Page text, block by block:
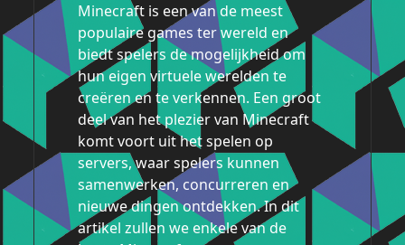
Minecraft is een van de meest
populaire games ter wereld en
biedt spelers de mogelijkheid om
hun eigen virtuele werelden te
creëren en te verkennen. Een groot
deel van het plezier van Minecraft
komt voort uit het spelen op
servers, waar spelers kunnen
samenwerken, concurreren en
nieuwe dingen ontdekken. In dit
artikel zullen we enkele van de